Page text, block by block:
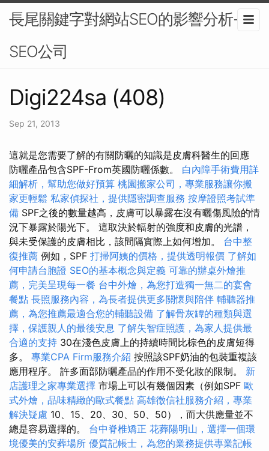
長尾關鍵字對網站SEO的影響分析-
SEO公司
Digi224sa (408)
Sep 21, 2013
這就是您需要了解的有關防曬的知識是皮膚科醫生的回應
防曬產品包含SPF-From英國防曬係數。 白內障手術費用詳
細解析，幫助您做好預算 桃園搬家公司，專業服務讓你搬
家更輕鬆 私家偵探社，提供隱密調查服務 按摩證照考試準
備 SPF之後的數量越高，皮膚可以暴露在沒有曬傷風險的情
況下暴露於陽光下。 這取決於輻射的強度和皮膚的光譜，
與未受保護的皮膚相比，該間隔實際上如何增加。 台中整
復推薦 例如，SPF 打掃阿姨的價格，提供透明報價 了解如
何申請台胞證 SEO的基本概念與定義 可靠的辦桌外燴推
薦，完美呈現每一餐 台中外燴，為您打造獨一無二的宴會
餐點 長照服務內容，為長者提供更多關懷與陪伴 輔聽器推
薦，為您推薦最適合您的輔聽設備 了解骨灰罈的種類與選
擇，保護親人的最後安息 了解失智症照護，為家人提供最
合適的支持 30在淺色皮膚上的持續時間比棕色的皮膚短得
多。 專業CPA Firm服務介紹 按照該SPF奶油的包裝重複該
應用程序。 許多面部防曬產品的作用不受化妝的限制。 新
店護理之家專業選擇 市場上可以有幾個因素（例如SPF 歐
式外燴，品味精緻的歐式餐點 高雄徵信社服務介紹，專業
解決疑慮 10、15、20、30、50、50），而大供應量並不
總是容易選擇的。 台中脊椎矯正 花葬陽明山，選擇一個環
境優美的安葬場所 優質記帳士，為您的業務提供專業記帳